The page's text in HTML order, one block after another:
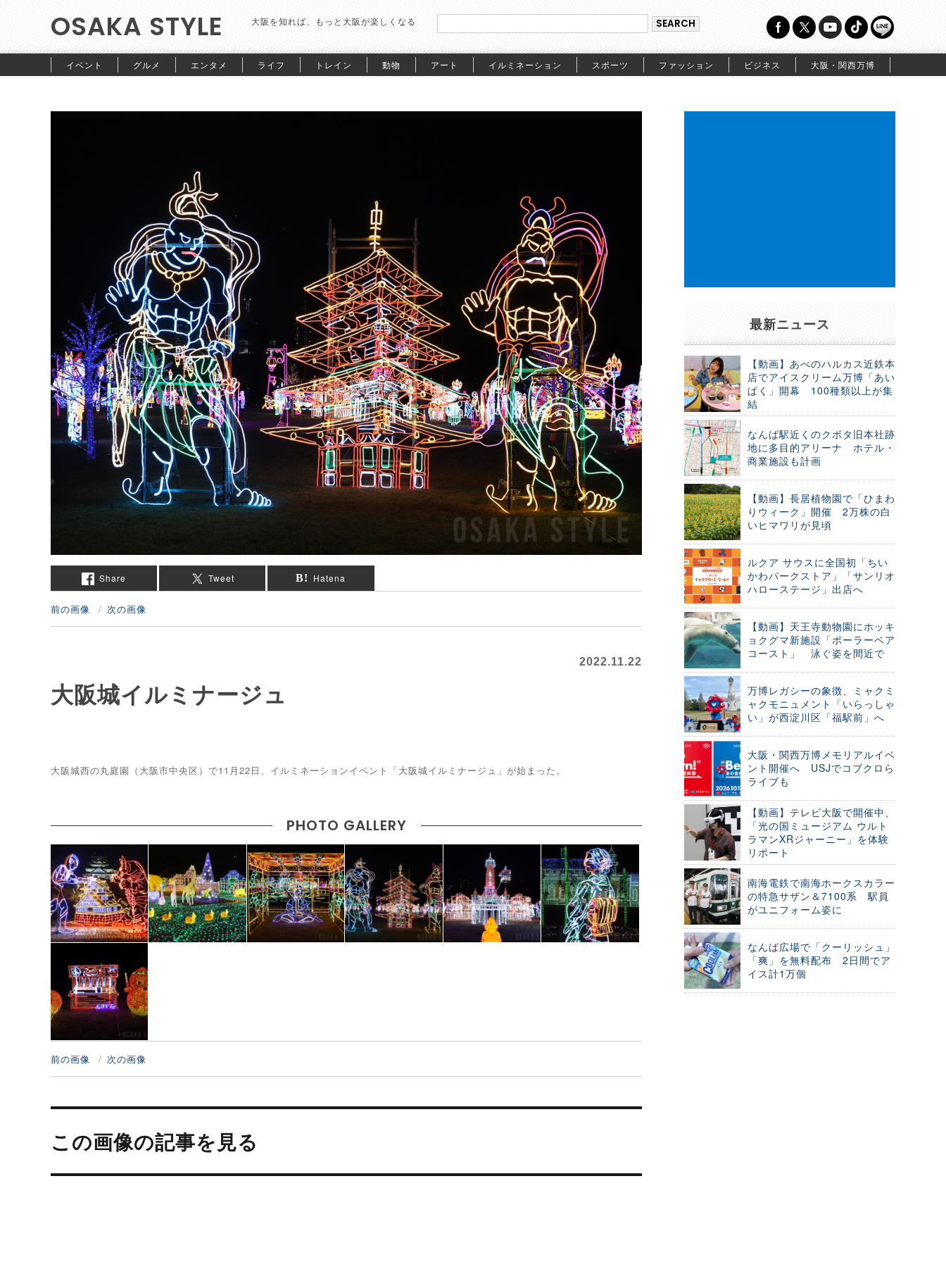
OSAKA STYLE 大阪を知れば、もっと大阪が楽しくなる
イベント グルメ エンタメ ライフ トレイン 動物 アート イルミネーション スポーツ ファッション ビジネス 大阪・関西万博
Share Tweet Hatena
前の画像 次の画像
2022.11.22
大阪城イルミナージュ
大阪城西の丸庭園（大阪市中央区）で11月22日、イルミネーションイベント「大阪城イルミナージュ」が始まった。
PHOTO GALLERY
前の画像 次の画像
投
ナ
ビ
ー
この画像の記事を見る
最新ニュース
【動画】あべのハルカス近鉄本
店でアイスクリーム万博「あい
ぱく」開幕 100種類以上が集
結
なんば駅近くのクボタ旧本社跡
地に多目的アリーナ ホテル・
商業施設も計画
【動画】長居植物園で「ひまわ
りウィーク」開催 2万株の白
いヒマワリが見頃
ルクア サウスに全国初「ちい
かわパークストア」「サンリオ
ハローステージ」出店へ
【動画】天王寺動物園にホッキ
ョクグマ新施設「ポーラーベア
コースト」 泳ぐ姿を間近で
万博レガシーの象徴、ミャクミ
ャクモニュメント「いらっしゃ
い」が西淀川区「福駅前」へ
大阪・関西万博メモリアルイベ
ント開催へ USJでコブクロら
ライブも
【動画】テレビ大阪で開催中、
「光の国ミュージアム ウルト
ラマンXRジャーニー」を体験
リポート
南海電鉄で南海ホークスカラー
の特急サザン＆7100系 駅員
がユニフォーム姿に
なんば広場で「クーリッシュ」
「爽」を無料配布 2日間でア
イス計1万個